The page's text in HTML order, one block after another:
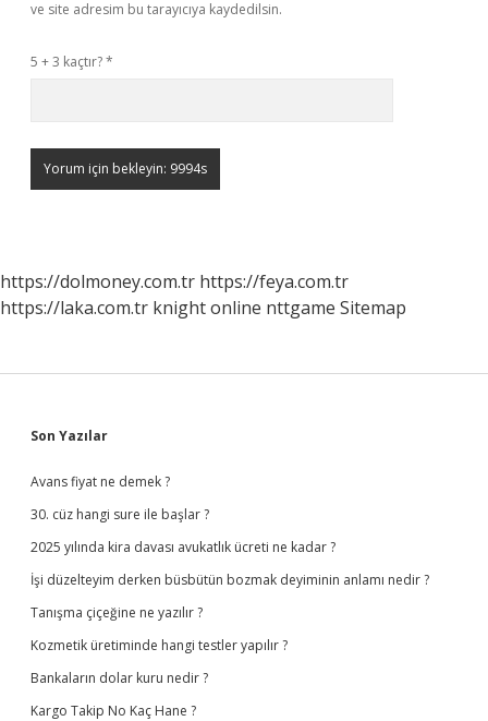
ve site adresim bu tarayıcıya kaydedilsin.
5 + 3 kaçtır?*
https://dolmoney.com.tr https://feya.com.tr
https://laka.com.tr knight online nttgame Sitemap
Sidebar
Son Yazılar
Avans fiyat ne demek ?
30. cüz hangi sure ile başlar ?
2025 yılında kira davası avukatlık ücreti ne kadar ?
İşi düzelteyim derken büsbütün bozmak deyiminin anlamı nedir ?
Tanışma çiçeğine ne yazılır ?
Kozmetik üretiminde hangi testler yapılır ?
Bankaların dolar kuru nedir ?
Kargo Takip No Kaç Hane ?